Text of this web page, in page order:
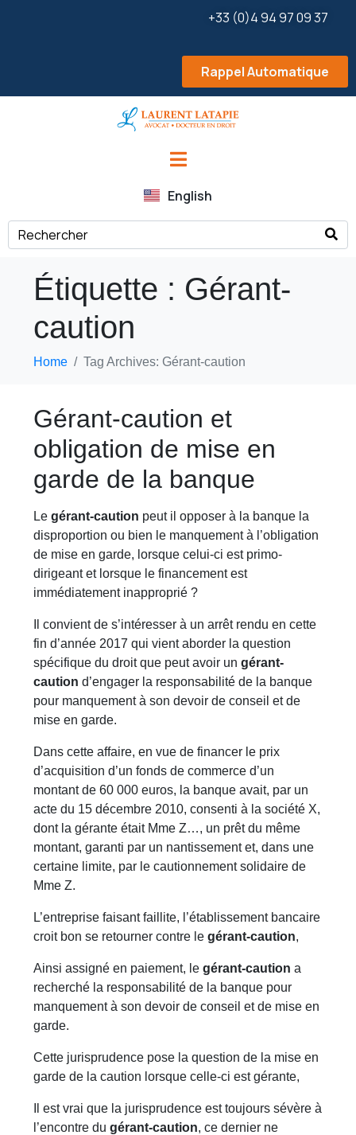
+33 (0)4 94 97 09 37
Rappel Automatique
English
Étiquette : Gérant-
caution
Home Tag Archives: Gérant-caution
Gérant-caution et
obligation de mise en
garde de la banque
Legérant-caution peut il opposer à la banque la
disproportion ou bien le manquement à l’obligation
de mise en garde, lorsque celui-ci est primo-
dirigeant et lorsque le financement est
immédiatement inapproprié ?
Il convient de s’intéresser à un arrêt rendu en cette
fin d’année 2017 qui vient aborder la question
spécifique du droit que peut avoir ungérant-
caution d’engager la responsabilité de la banque
pour manquement à son devoir de conseil et de
mise en garde.
Dans cette affaire, en vue de financer le prix
d’acquisition d’un fonds de commerce d’un
montant de 60 000 euros, la banque avait, par un
acte du 15 décembre 2010, consenti à la société X,
dont la gérante était Mme Z…, un prêt du même
montant, garanti par un nantissement et, dans une
certaine limite, par le cautionnement solidaire de
Mme Z.
L’entreprise faisant faillite, l’établissement bancaire
croit bon se retourner contre legérant-caution,
Ainsi assigné en paiement, legérant-caution a
recherché la responsabilité de la banque pour
manquement à son devoir de conseil et de mise en
garde.
Cette jurisprudence pose la question de la mise en
garde de la caution lorsque celle-ci est gérante,
Il est vrai que la jurisprudence est toujours sévère à
l’encontre dugérant-caution, ce dernier ne